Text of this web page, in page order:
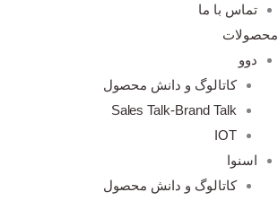
تماس با ما
محصولات
دوو
کاتالوگ و دانش محصول
Sales Talk-Brand Talk
IOT
اسنوا
کاتالوگ و دانش محصول